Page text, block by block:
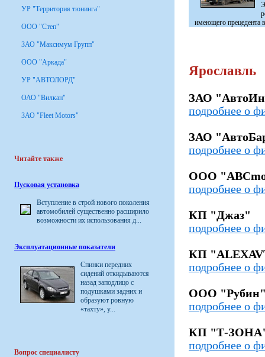
УР "Территория тюнинга"
ООО "Степ"
ЗАО "Максимум Групп"
ООО "Аркада"
УР "АВТОЛОРД"
ОАО "Вилкан"
ЗАО "Fleet Motors"
Читайте также
Пусковая установка
Вступление в строй нового поколения
автомобилей существенно расширило
возможности их использования д...
Эксплуатационные показатели
Спинки передних
сидений откидываются
назад заподлицо с
подушками задних и
образуют ровную
«тахту», у...
Вопрос специалисту
имеющего прецедента
Ярославль
ЗАО
подробнее о
ЗАО
подробнее о
ООО
подробнее о
КП "Джаз"
подробнее о
КП
подробнее о
ООО
подробнее о
КП "Т-
подробнее о